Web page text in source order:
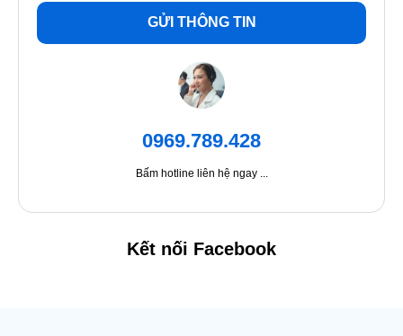
GỬI THÔNG TIN
0969.789.428
Bấm hotline liên hệ ngay ...
Kết nối Facebook